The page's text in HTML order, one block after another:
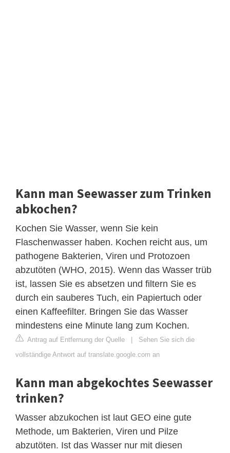
Kann man Seewasser zum Trinken
abkochen?
Kochen Sie Wasser, wenn Sie kein
Flaschenwasser haben. Kochen reicht aus, um
pathogene Bakterien, Viren und Protozoen
abzutöten (WHO, 2015). Wenn das Wasser trüb
ist, lassen Sie es absetzen und filtern Sie es
durch ein sauberes Tuch, ein Papiertuch oder
einen Kaffeefilter. Bringen Sie das Wasser
mindestens eine Minute lang zum Kochen.
Antrag auf Entfernung der Quelle | Sehen Sie sich die
vollständige Antwort auf translate.google.com an
Kann man abgekochtes Seewasser
trinken?
Wasser abzukochen ist laut GEO eine gute
Methode, um Bakterien, Viren und Pilze
abzutöten. Ist das Wasser nur mit diesen